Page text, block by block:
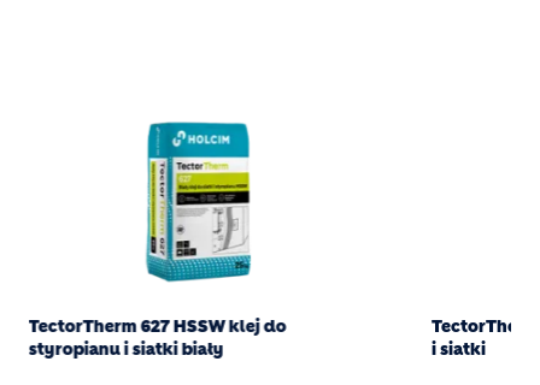
TectorTherm 627 HSSW klej do
styropianu i siatki biały
i siatki